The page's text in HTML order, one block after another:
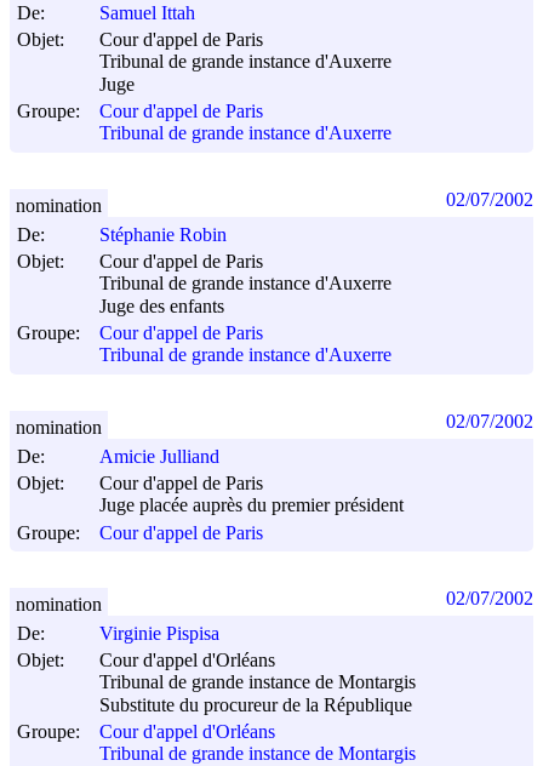
De:
Samuel Ittah
Objet:
Cour d'appel de Paris
Tribunal de grande instance d'Auxerre
Juge
Groupe:
Cour d'appel de Paris
Tribunal de grande instance d'Auxerre
De:
Stéphanie Robin
Objet:
Cour d'appel de Paris
Tribunal de grande instance d'Auxerre
Juge des enfants
Groupe:
Cour d'appel de Paris
Tribunal de grande instance d'Auxerre
nomination 02/07/2002
De:
Amicie Julliand
Objet:
Cour d'appel de Paris
Juge placée auprès du premier président
Groupe:
Cour d'appel de Paris
nomination 02/07/2002
De:
Virginie Pispisa
Objet:
Cour d'appel d'Orléans
Tribunal de grande instance de Montargis
Substitute du procureur de la République
Groupe:
Cour d'appel d'Orléans
Tribunal de grande instance de Montargis
nomination 02/07/2002